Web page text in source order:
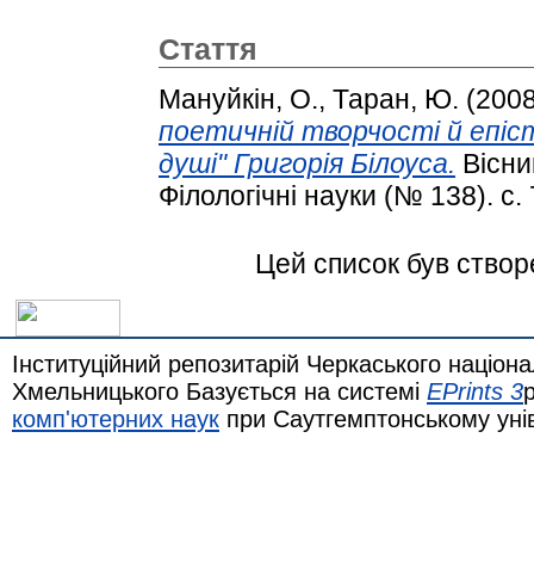
Стаття
Мануйкін, О., Таран, Ю.
поетичній творчості й
душі" Григорія Білоуса.
Філологічні науки (№ 138). с.
Цей список був
Інституційний репозитарій Черкаського
Хмельницького Базується на системі EPrints 3
комп'ютерних наук при Саутгемптонському